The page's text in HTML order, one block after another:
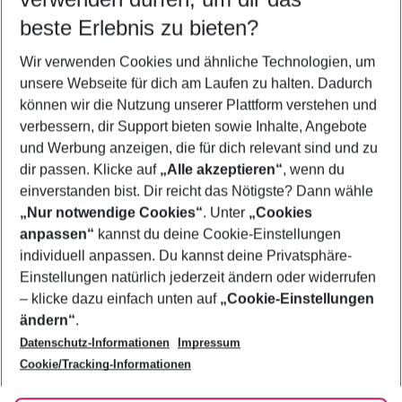
5-8 Nächte
2 Erwachsene Keine Kinder
Mehr Filter anzeigen
Footer
Footer navigation
Über uns
AGB
Bestpreisgarantie
Cookie-Einstellungen ändern
Cookie-Richtlinie
Agenturbetreuung
Barrierefreies Reisen
Folge uns
beste Erlebnis zu bieten?
Wir verwenden Cookies und ähnliche Technologien, um
unsere Webseite für dich am Laufen zu halten. Dadurch
können wir die Nutzung unserer Plattform verstehen und
verbessern, dir Support bieten sowie Inhalte, Angebote
und Werbung anzeigen, die für dich relevant sind und zu
dir passen. Klicke auf „Alle akzeptieren“, wenn du
einverstanden bist. Dir reicht das Nötigste? Dann wähle
„Nur notwendige Cookies“. Unter „Cookies
anpassen“ kannst du deine Cookie-Einstellungen
individuell anpassen. Du kannst deine Privatsphäre-
Einstellungen natürlich jederzeit ändern oder widerrufen
– klicke dazu einfach unten auf „Cookie-Einstellungen
ändern“.
Datenschutz-Informationen
Impressum
Cookie/Tracking-Informationen